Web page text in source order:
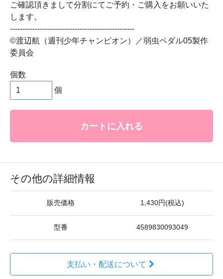
ご確認頂きまして分割にてご予約・ご購入をお願いいた
します。
--------------------------------------------------
©渡辺航（週刊少年チャンピオン）／弱虫ペダル05製作
委員会
個数
個
カートに入れる
その他の詳細情報
販売価格 1,430円(税込)
型番 4589830093049
支払い・配送について